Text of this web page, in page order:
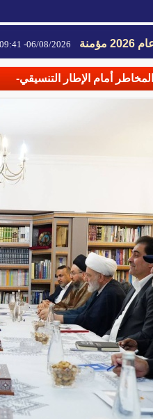
06/08/2026- 09:41
06/08/2026- 09:41
أمام الإطار التنسيقي-